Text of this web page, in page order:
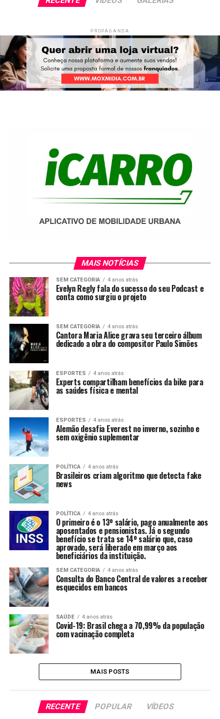
PROPAGANDA
MAIS NOTÍCIAS
SEM CATEGORIA 4 anos atrás
Evelyn Regly fala do sucesso do seu Podcast e
conta como surgiu o projeto
SEM CATEGORIA 4 anos atrás
Cantora Maria Alice grava seu terceiro álbum
dedicado a obra do compositor Paulo Simões
ESPORTES 4 anos atrás
Experts compartilham benefícios da bike para
as saúdes física e mental
ESPORTES 4 anos atrás
Alemão desafia Everest no inverno, sozinho e
sem oxigênio suplementar
POLÍTICA 4 anos atrás
Brasileiros criam algoritmo que detecta fake
news
POLÍTICA 4 anos atrás
O primeiro é o 13º salário, pago anualmente aos
aposentados e pensionistas. Já o segundo
benefício se trata se 14º salário que, caso
aprovado, será liberado em março aos
beneficiários da instituição.
SEM CATEGORIA 4 anos atrás
Consulta do Banco Central de valores a receber
esquecidos em bancos
SAÚDE 4 anos atrás
Covid-19: Brasil chega a 70,99% da população
com vacinação completa
MAIS POSTS
RECENTE POPULAR VÍDEOS